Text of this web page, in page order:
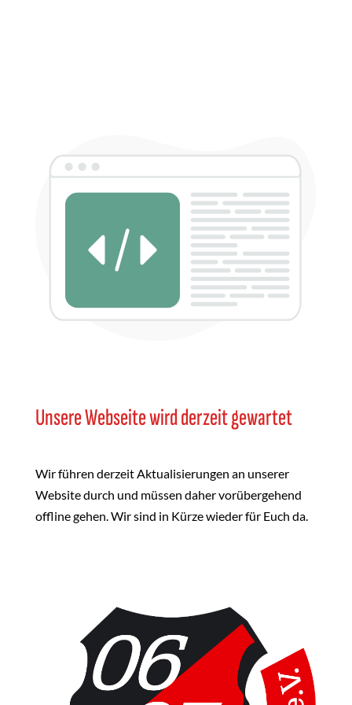
Unsere Webseite wird derzeit gewartet
Wir führen derzeit Aktualisierungen an unserer
Website durch und müssen daher vorübergehend
offline gehen. Wir sind in Kürze wieder für Euch da.